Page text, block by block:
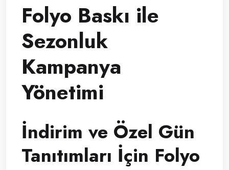
Folyo Baskı ile
Sezonluk
Kampanya
Yönetimi
İndirim ve Özel Gün
Tanıtımları İçin Folyo